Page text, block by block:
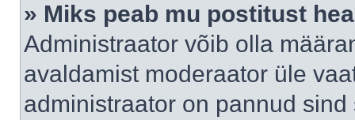
» Miks peab mu postitust
Administraator võib olla
avaldamist moderaator üle
administraator on pannud